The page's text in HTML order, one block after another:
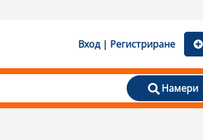
Вход | Регистриране
Намери